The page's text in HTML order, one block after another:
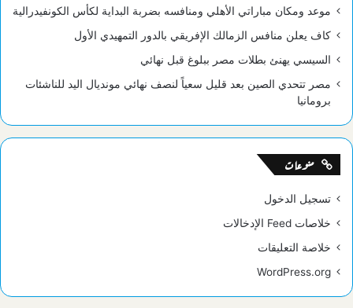
موعد ومكان مباراتي الأهلي ومنافسه بضربة البداية لكأس الكونفيدرالية
كاف يعلن منافس الزمالك الإفريقي بالدور التمهيدي الأول
السيسي يهنئ بطلات مصر ببلوغ قبل نهائي
مصر تتحدي الصين بعد قليل سعياً لنصف نهائي مونديال اليد للناشئات
برومانيا
منوعات
تسجيل الدخول
خلاصات Feed الإدخالات
خلاصة التعليقات
WordPress.org